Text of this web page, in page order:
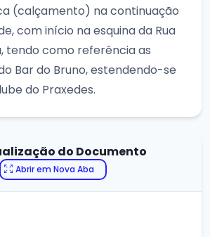
(calçamento) na continuação
com início na esquina da Rua
tendo como referência as
Bar do Bruno, estendendo-se
do Praxedes.
do Documento
Abrir em Nova Aba